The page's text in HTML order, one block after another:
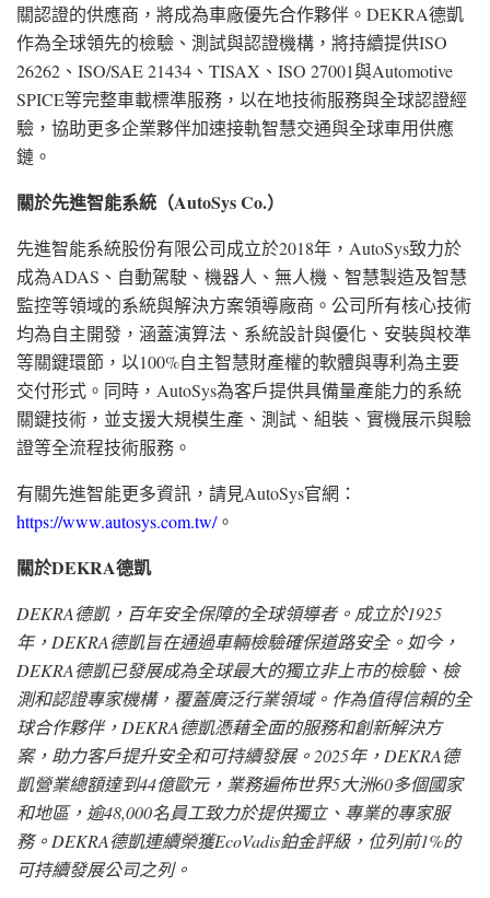
關認證的供應商，將成為車廠優先合作夥伴。DEKRA德凱
作為全球領先的檢驗、測試與認證機構，將持續提供ISO
26262、ISO/SAE 21434、TISAX、ISO 27001與Automotive
SPICE等完整車載標準服務，以在地技術服務與全球認證經
驗，協助更多企業夥伴加速接軌智慧交通與全球車用供應
鏈。
關於先進智能系統（AutoSys Co.）
先進智能系統股份有限公司成立於2018年，AutoSys致力於
成為ADAS、自動駕駛、機器人、無人機、智慧製造及智慧
監控等領域的系統與解決方案領導廠商。公司所有核心技術
均為自主開發，涵蓋演算法、系統設計與優化、安裝與校準
等關鍵環節，以100%自主智慧財產權的軟體與專利為主要
交付形式。同時，AutoSys為客戶提供具備量產能力的系統
關鍵技術，並支援大規模生產、測試、組裝、實機展示與驗
證等全流程技術服務。
有關先進智能更多資訊，請見AutoSys官網：
https://www.autosys.com.tw/。
關於DEKRA德凱
DEKRA德凱，百年安全保障的全球領導者。成立於1925
年， DEKRA德凱旨在通過車輛檢驗確保道路安全。如今，
DEKRA德凱已發展成為全球最大的獨立非上市的檢驗、檢
測和認證專家機構，覆蓋廣泛行業領域。作為值得信賴的全
球合作夥伴， DEKRA德凱憑藉全面的服務和創新解決方
案，助力客戶提升安全和可持續發展。2025年，DEKRA德
凱營業總額達到44億歐元，業務遍佈世界5大洲60多個國家
和地區，逾48,000名員工致力於提供獨立、專業的專家服
務。DEKRA德凱連續榮獲EcoVadis鉑金評級，位列前1%的
可持續發展公司之列。